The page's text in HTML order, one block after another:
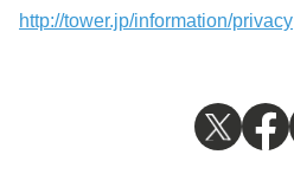
http://tower.jp/information/privacy